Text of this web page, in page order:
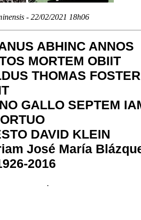
- 22/02/2021 18h06
ABHINC ANNOS
MORTEM OBIIT
THOMAS FOSTER
GALLO SEPTEM
DAVID KLEIN
José María
2016
.